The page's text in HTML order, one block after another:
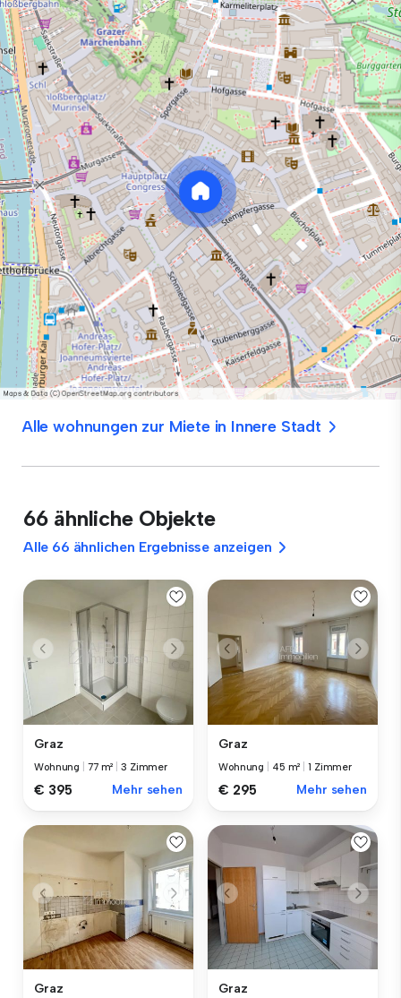
Alle wohnungen zur Miete in Innere Stadt
66 ähnliche Objekte
Alle 66 ähnlichen Ergebnisse anzeigen
Graz
Wohnung 77 m² |3 Zimmer
€ 395 Mehr sehen
Graz
Wohnung 45 m² |1 Zimmer
€ 295 Mehr sehen
Graz Graz